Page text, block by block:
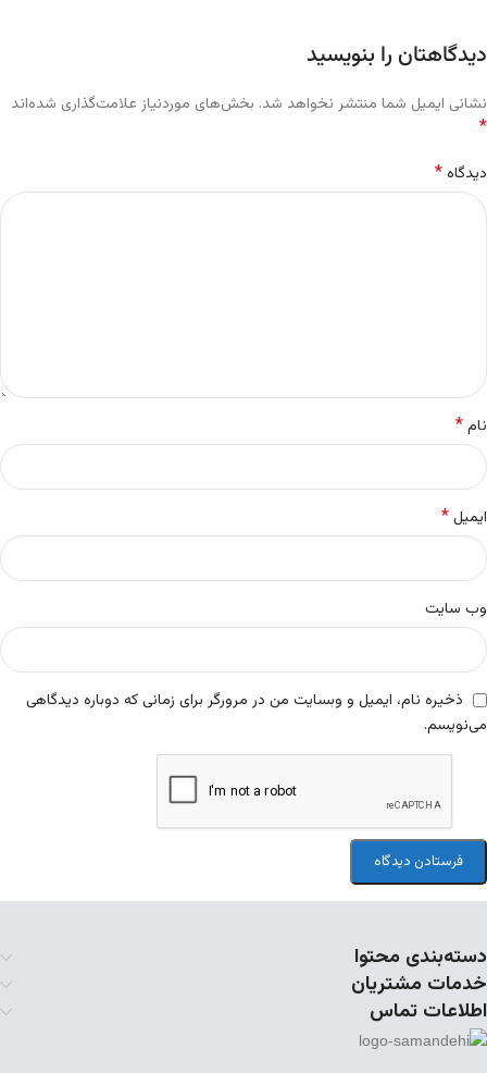
دیدگاهتان را بنویسید
نشانی ایمیل شما منتشر نخواهد شد. بخش‌های موردنیاز علامت‌گذاری شده‌اند
*
دیدگاه*
نام*
ایمیل*
وب‌ سایت
ذخیره نام، ایمیل و وبسایت من در مرورگر برای زمانی که دوباره دیدگاهی
می‌نویسم.
دسته‌بندی محتوا
خدمات مشتریان
اطلاعات تماس